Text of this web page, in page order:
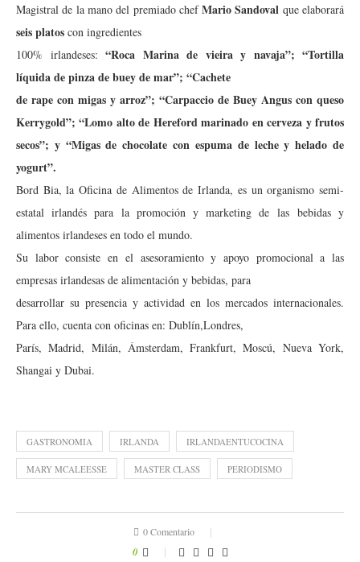
Magistral de la mano del premiado chefMario Sandoval que elaborará
seis platos con ingredientes
100% irlandeses: “Roca Marina de vieira y navaja”; “Tortilla
líquida de pinza de buey de mar”; “Cachete
de rape con migas y arroz”; “Carpaccio de Buey Angus con queso
Kerrygold”; “Lomo alto de Hereford marinado en cerveza y frutos
secos”; y “Migas de chocolate con espuma de leche y helado de
yogurt”.
Bord Bia, la Oficina de Alimentos de Irlanda, es un organismo semi-
estatal irlandés para la promoción y marketing de las bebidas y
alimentos irlandeses en todo el mundo.
Su labor consiste en el asesoramiento y apoyo promocional a las
empresas irlandesas de alimentación y bebidas, para
desarrollar su presencia y actividad en los mercados internacionales.
Para ello, cuenta con oficinas en: Dublín,Londres,
París, Madrid, Milán, Ámsterdam, Frankfurt, Moscú, Nueva York,
Shangai y Dubai.
GASTRONOMIA IRLANDA IRLANDAENTUCOCINA
MARY MCALEESSE MASTER CLASS PERIODISMO
0 Comentario
0